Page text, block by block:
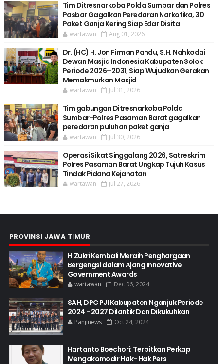
Tim Ditresnarkoba Polda Sumbar dan Polres
Pasbar Gagalkan Peredaran Narkotika, 30
Paket Ganja Kering Siap Edar Disita
wartawan Aug 01, 2026
Dr. (HC) H. Jon Firman Pandu, S.H. Nahkodai
Dewan Masjid Indonesia Kabupaten Solok
Periode 2026–2031, Siap Wujudkan Gerakan
Memakmurkan Masjid
wartawan Jul 31, 2026
Tim gabungan Ditresnarkoba Polda
Sumbar-Polres Pasaman Barat gagalkan
peredaran puluhan paket ganja
wartawan Jul 30, 2026
Operasi Sikat Singgalang 2026, Satreskrim
Polres Pasaman Barat Ungkap Tujuh Kasus
Tindak Pidana Kejahatan
wartawan Jul 27, 2026
PROVINSI JAWA TIMUR
H.Zukri Kembali Meraih Penghargaan
Bergengsi dalam Ajang Innovative
Government Awards
wartawan Dec 06, 2024
SAH, DPC PJI Kabupaten Nganjuk Periode
2024 - 2027 Dilantik Dan Dikukuhkan
Panjinews Oct 24, 2024
Hartanto Boechori: Terbitkan Perkap
Mengakomodir Hak- Hak Pers